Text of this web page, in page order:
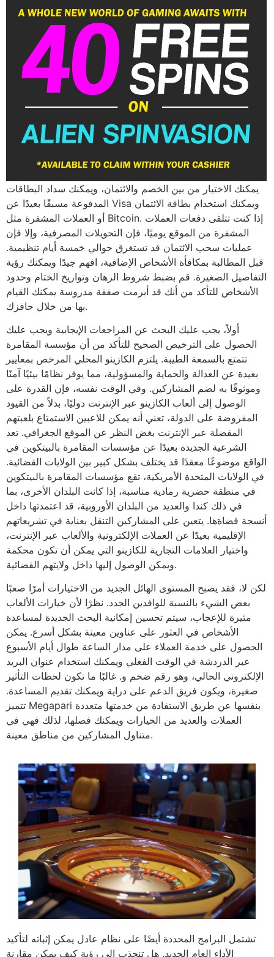
يمكنك الاختيار من بين الخصم والائتمان، ويمكنك سداد البطاقات
المدفوعة مسبقًا بعيدًا عن Visa ويمكنك استخدام بطاقة الائتمان
أو العملات المشفرة مثل Bitcoin. إذا كنت تتلقى دفعات العملات
المشفرة من الموقع يوميًا، فإن التحويلات المصرفية، وإلا فإن
عمليات سحب الائتمان قد تستغرق حوالي خمسة أيام تنظيمية.
قبل المطالبة بمكافأة الأشخاص الإضافية، افهم جيدًا ويمكنك رؤية
التفاصيل الصغيرة. قم بضبط شروط الرهان وتواريخ الختام وحدود
الأشخاص للتأكد من أنك قد أبرمت صفقة مدروسة يمكنك القيام
بها من خلال حافزك.
أولاً، يجب عليك البحث عن المراجعات الإيجابية ويجب عليك
الحصول على الترخيص الصحيح للتأكد من أن مؤسسة المقامرة
تتمتع بالسمعة الطيبة. يلتزم الكازينو المحلي المرخص بمعايير
بعيدة عن العدالة والحماية والمسؤولية، مما يوفر نظامًا بيئيًا آمنًا
وموثوقًا به لضم المشاركين. وفي الوقت نفسه، فإن القدرة على
الوصول إلى ألعاب الكازينو عبر الإنترنت دوليًا، بدلاً من القيود
المفروضة على الدولة، تعني أنه يمكن للاعبين الاستمتاع بلعبتهم
المفضلة عبر الإنترنت بغض النظر عن الموقع الجغرافي. تعد
الشرعية الجديدة بعيدًا عن مؤسسات المقامرة بالبيتكوين في
الواقع موضوعًا معقدًا قد يختلف بشكل كبير بين الولايات القضائية.
في الولايات المتحدة الأمريكية، تقع مؤسسات المقامرة بالبيتكوين
في منطقة حضرية رمادية مناسبة، إذا كانت البلدان الأخرى، بما
في ذلك كندا والعديد من البلدان الأوروبية، قد اعتمدتها داخل
أنسجة قضاةها. يتعين على المشاركين التنقل بعناية في تشريعاتهم
الإقليمية بعيدًا عن العملات الإلكترونية والألعاب عبر الإنترنت،
واختيار العلامات التجارية للكازينو التي يمكن أن تكون محكمة
ويمكن الوصول إليها داخل ولايتهم القضائية.
لكن لا، فقد يصبح المستوى الهائل الجديد من الاختيارات أمرًا صعبًا
بعض الشيء بالنسبة للوافدين الجدد. نظرًا لأن خيارات الألعاب
مثيرة للإعجاب، سيتم تحسين إمكانية البحث الجديدة لمساعدة
الأشخاص في العثور على عناوين معينة بشكل أسرع. يمكن
الحصول على خدمة العملاء على مدار الساعة طوال أيام الأسبوع
عبر الدردشة في الوقت الفعلي ويمكنك استخدام عنوان البريد
الإلكتروني الحالي، وهو رقم ضخم و. غالبًا ما تكون لحظات التأثير
صغيرة، ويكون فريق الدعم على دراية ويمكنك تقديم المساعدة.
تتميز Megapari بنفسها عن طريق الاستفادة من خدمتها متعددة
العملات والعديد من الخيارات ويمكنك فصلها، لذلك فهي في
متناول المشاركين من مناطق معينة.
تشتمل البرامج المحددة أيضًا على نظام عادل يمكن إثباته لتأكيد
الأداء العام الجديد. هل تنجذب إلى رؤية كيف يمكن مقارنة